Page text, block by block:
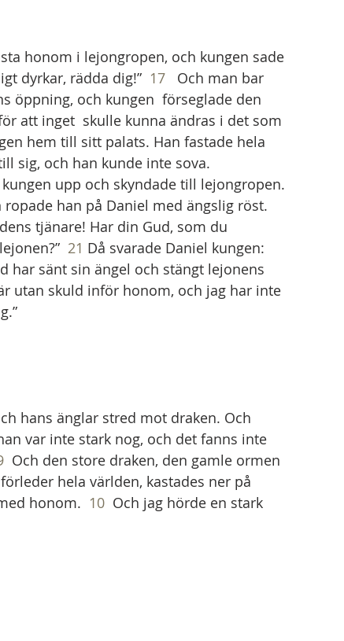
honom i lejongropen, och kungen sade
dyrkar, rädda dig!” 17
   Och man bar
öppning, och kungen  förseglade den
att inget  skulle kunna ändras i det som
hem till sitt palats. Han fastade hela
sig, och han kunde inte sova.
upp och skyndade till lejongropen.
han på Daniel med ängslig röst.
tjänare! Har din Gud, som du
21 Då svarade Daniel kungen:
har sänt sin ängel och stängt lejonens
utan skuld inför honom, och jag har inte
hans änglar stred mot draken. Och
var inte stark nog, och det fanns inte
  Och den store draken, den gamle ormen
hela världen, kastades ner på
honom. 10
  Och jag hörde en stark